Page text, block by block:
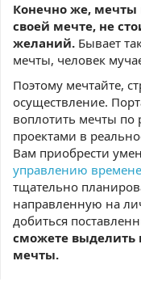
Конечно же, мечты
своей мечте, не
желаний. Бывает
мечты, человек
Поэтому мечтайте,
осуществление.
воплотить мечты по
проектами в
Вам приобрести
управлению
тщательно
направленную на
добиться
сможете выделить
мечты.